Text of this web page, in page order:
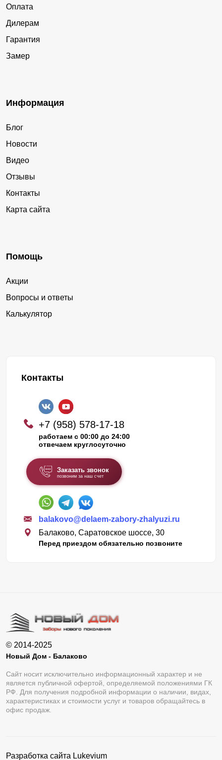
Оплата
Дилерам
Гарантия
Замер
Информация
Блог
Новости
Видео
Отзывы
Контакты
Карта сайта
Помощь
Акции
Вопросы и ответы
Калькулятор
Контакты
+7 (958) 578-17-18
работаем с 00:00 до 24:00
отвечаем круглосуточно
Заказать звонок
позвоним за наш счет
balakovo@delaem-zabory-zhalyuzi.ru
Балаково, Саратовское шоссе, 30
Перед приездом обязательно позвоните
© 2014-2025
Новый Дом - Балаково
Сайт носит исключительно информационный характер и не
является публичной офертой, определяемой положениями ГК
РФ. Для получения подробной информации о наличии, видах,
характеристиках и стоимости услуг и товаров обращайтесь в
офис продаж.
Разработка сайта Lukevium